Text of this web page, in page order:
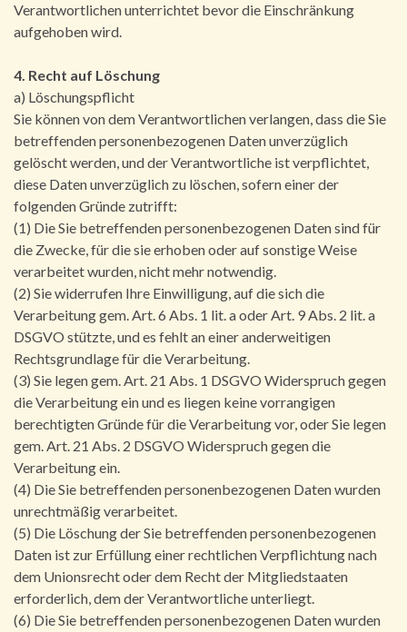
Verantwortlichen unterrichtet bevor die Einschränkung
aufgehoben wird.
4. Recht auf Löschung
a) Löschungspflicht
Sie können von dem Verantwortlichen verlangen, dass die Sie
betreffenden personenbezogenen Daten unverzüglich
gelöscht werden, und der Verantwortliche ist verpflichtet,
diese Daten unverzüglich zu löschen, sofern einer der
folgenden Gründe zutrifft:
(1) Die Sie betreffenden personenbezogenen Daten sind für
die Zwecke, für die sie erhoben oder auf sonstige Weise
verarbeitet wurden, nicht mehr notwendig.
(2) Sie widerrufen Ihre Einwilligung, auf die sich die
Verarbeitung gem. Art. 6 Abs. 1 lit. a oder Art. 9 Abs. 2 lit. a
DSGVO stützte, und es fehlt an einer anderweitigen
Rechtsgrundlage für die Verarbeitung.
(3) Sie legen gem. Art. 21 Abs. 1 DSGVO Widerspruch gegen
die Verarbeitung ein und es liegen keine vorrangigen
berechtigten Gründe für die Verarbeitung vor, oder Sie legen
gem. Art. 21 Abs. 2 DSGVO Widerspruch gegen die
Verarbeitung ein.
(4) Die Sie betreffenden personenbezogenen Daten wurden
unrechtmäßig verarbeitet.
(5) Die Löschung der Sie betreffenden personenbezogenen
Daten ist zur Erfüllung einer rechtlichen Verpflichtung nach
dem Unionsrecht oder dem Recht der Mitgliedstaaten
erforderlich, dem der Verantwortliche unterliegt.
(6) Die Sie betreffenden personenbezogenen Daten wurden